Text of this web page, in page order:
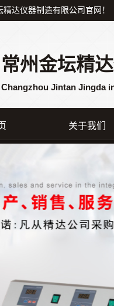
达仪器制造有限公司官网！
常州金坛精
Changzhou Jintan Jingda
关于我们